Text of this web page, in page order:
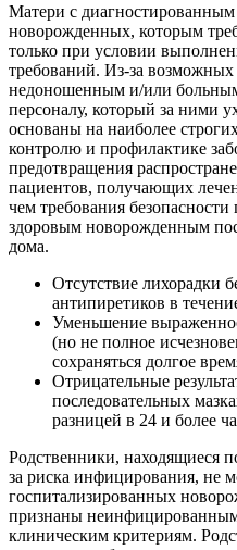
Матери с
новорожденных, которым
только при условии
требований. Из-за возможных
недоношенным и/или
персоналу, который за ними
основаны на наиболее
контролю и профилактике
предотвращения
пациентов, получающих
чем требования
здоровым новорожденным
дома.
Отсутствие лихорадки
антипиретиков в
Уменьшение
(но не полное
сохраняться долгое
Отрицательные
последовательных
разницей в 24 и более
Родственники, находящиеся
за риска инфицирования, не
госпитализированных
признаны
клиническим критериям.